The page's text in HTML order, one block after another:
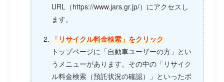
URL（https://www.jars.gr.jp/）にアクセスし
ます。
「リサイクル料金検索」をクリック
トップページに「自動車ユーザーの方」とい
うメニューがあります。その中の「リサイク
ル料金検索（預託状況の確認）」といったボ